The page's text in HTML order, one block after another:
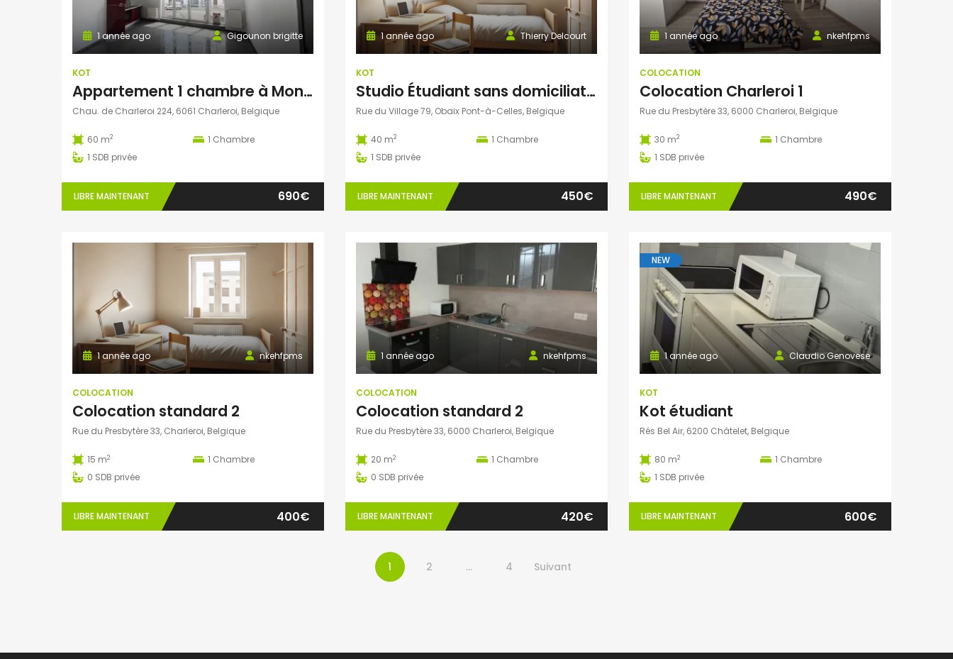
Gigounon brigitte
1 année ago
KOT
Appartement 1 chambre à Montignies-Sur-Sambre
Chau. de Charleroi 224, 6061 Charleroi, Belgique
60 m2 1 Chambre
1 SDB privée
LIBRE MAINTENANT 690€
Thierry Delcourt
1 année ago
KOT
Studio Étudiant sans domiciliation
Rue du Village 79, Obaix Pont-à-Celles, Belgique
40 m2 1 Chambre
1 SDB privée
LIBRE MAINTENANT 450€
nkehfpms
1 année ago
COLOCATION
Colocation Charleroi 1
Rue du Presbytère 33, 6000 Charleroi, Belgique
30 m2 1 Chambre
1 SDB privée
LIBRE MAINTENANT 490€
nkehfpms
1 année ago
COLOCATION
Colocation standard 2
Rue du Presbytère 33, Charleroi, Belgique
15 m2 1 Chambre
0 SDB privée
LIBRE MAINTENANT 400€
nkehfpms
1 année ago
COLOCATION
Colocation standard 2
Rue du Presbytère 33, 6000 Charleroi, Belgique
20 m2 1 Chambre
0 SDB privée
LIBRE MAINTENANT 420€
NEW
Claudio Genovese
1 année ago
KOT
Kot étudiant
Rés Bel Air, 6200 Châtelet, Belgique
80 m2 1 Chambre
1 SDB privée
LIBRE MAINTENANT 600€
1 2 … 4 Suivant